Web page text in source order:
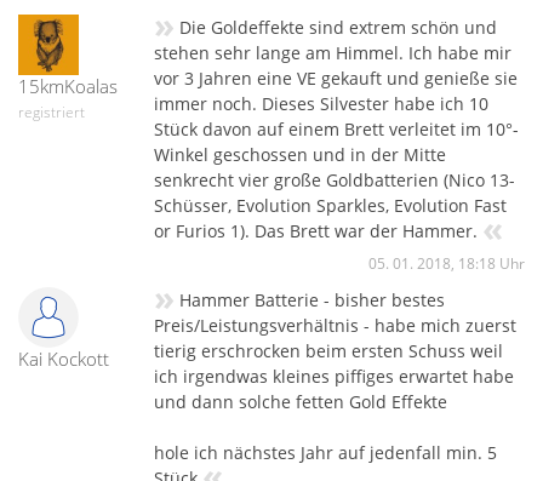
15kmKoalas
registriert
» Die Goldeffekte sind extrem schön und
stehen sehr lange am Himmel. Ich habe mir
vor 3 Jahren eine VE gekauft und genieße sie
immer noch. Dieses Silvester habe ich 10
Stück davon auf einem Brett verleitet im 10°-
Winkel geschossen und in der Mitte
senkrecht vier große Goldbatterien (Nico 13-
Schüsser, Evolution Sparkles, Evolution Fast
or Furios 1). Das Brett war der Hammer. «
05. 01. 2018, 18:18 Uhr
Kai Kockott
» Hammer Batterie - bisher bestes
Preis/Leistungsverhältnis - habe mich zuerst
tierig erschrocken beim ersten Schuss weil
ich irgendwas kleines piffiges erwartet habe
und dann solche fetten Gold Effekte
hole ich nächstes Jahr auf jedenfall min. 5